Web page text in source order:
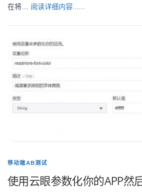
在将… 阅读详细内容......
移动端AB测试
使用云眼参数化你的APP然